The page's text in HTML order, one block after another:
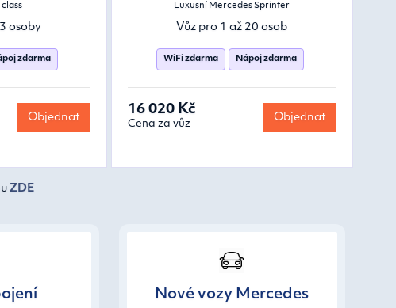
class
osoby
zdarma
Objednat
Luxusní Mercedes Sprinter
Vůz pro 1 až 20 osob
WiFi zdarma Nápoj zdarma
16 020 Kč
Cena za vůz
Objednat
ZDE
Nové vozy Mercedes